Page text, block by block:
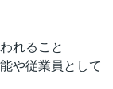
れること
や従業員として